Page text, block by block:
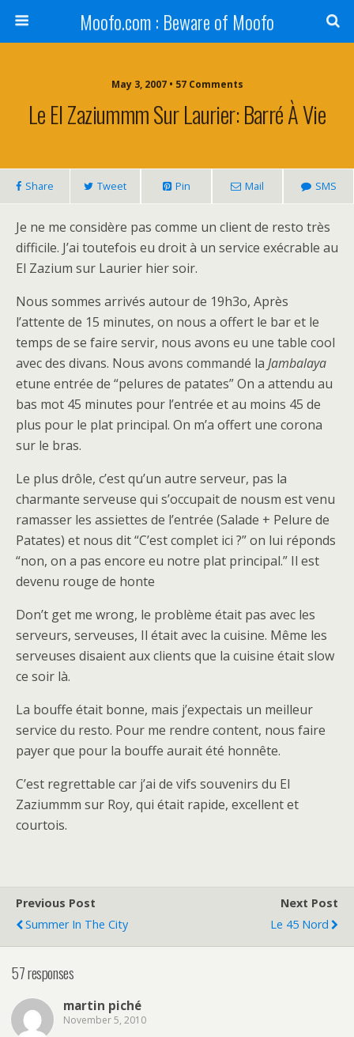
Moofo.com : Beware of Moofo
May 3, 2007 • 57 Comments
Le El Zaziummm Sur Laurier: Barré À Vie
Share Tweet Pin Mail SMS
Je ne me considère pas comme un client de resto très
difficile. J’ai toutefois eu droit à un service exécrable au
El Zazium sur Laurier hier soir.
Nous sommes arrivés autour de 19h3o, Après
l’attente de 15 minutes, on nous a offert le bar et le
temps de se faire servir, nous avons eu une table cool
avec des divans. Nous avons commandé la Jambalaya
etune entrée de “pelures de patates” On a attendu au
bas mot 45 minutes pour l’entrée et au moins 45 de
plus pour le plat principal. On m’a offert une corona
sur le bras.
Le plus drôle, c’est qu’un autre serveur, pas la
charmante serveuse qui s’occupait de nousm est venu
ramasser les assiettes de l’entrée (Salade + Pelure de
Patates) et nous dit “C’est complet ici ?” on lui réponds
“non, on a pas encore eu notre plat principal.” Il est
devenu rouge de honte
Don’t get me wrong, le problème était pas avec les
serveurs, serveuses, Il était avec la cuisine. Même les
serveuses disaient aux clients que la cuisine était slow
ce soir là.
La bouffe était bonne, mais j’expectais un meilleur
service du resto. Pour me rendre content, nous faire
payer que pour la bouffe aurait été honnête.
C’est regrettable car j’ai de vifs souvenirs du El
Zaziummm sur Roy, qui était rapide, excellent et
courtois.
Previous Post
Summer In The City
Next Post
Le 45 Nord
57 responses
martin piché
November 5, 2010